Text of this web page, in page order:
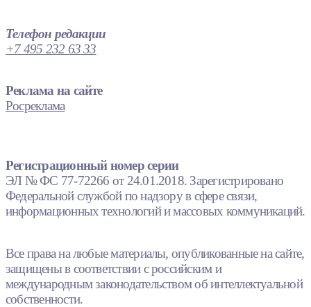
Телефон редакции
+7 495 232 63 33
Реклама на сайте
Росреклама
Регистрационный номер серии
ЭЛ № ФС 77-72266 от 24.01.2018. Зарегистрировано
Федеральной службой по надзору в сфере связи,
информационных технологий и массовых коммуникаций.
Все права на любые материалы, опубликованные на сайте,
защищены в соответствии с российским и
международным законодательством об интеллектуальной
собственности.